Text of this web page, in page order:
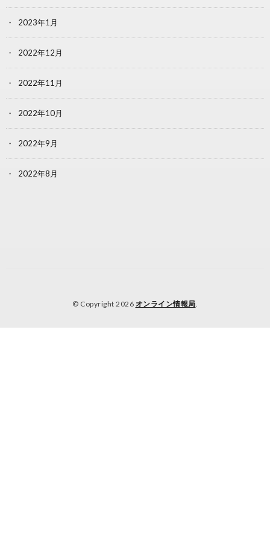
2023年1月
2022年12月
2022年11月
2022年10月
2022年9月
2022年8月
© Copyright 2026 オンライン情報局